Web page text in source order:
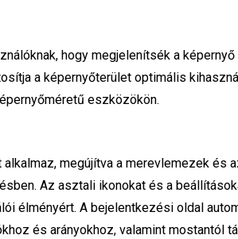
hogy megjelenítsék a képernyő
a képernyőterület optimális
eszközökön.
megújítva a merevlemezek és
Az asztali ikonokat és a
élményért. A bejelentkezési oldal
és arányokhoz, valamint mostantól